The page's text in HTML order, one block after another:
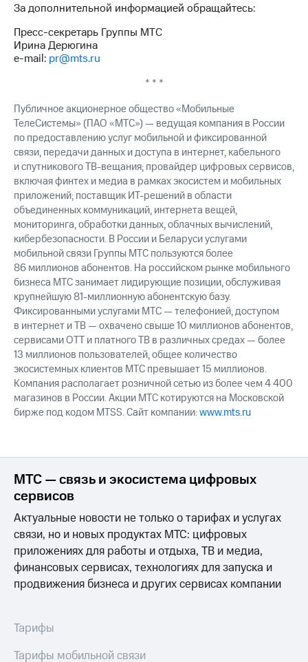
Программа
приобретения
Порядок
выкупа
акций
облигаций
Описание
Еврооблигации-2023
Уведомление
о
погашении
именных
облигаций
Другое
Регистратор
Реквизиты
Контакты
развитие
деловая этика
На главную
За дополнительной информацией обращайтесь:
Пресс-секретарь Группы МТС
Ирина Дерюгина
e-mail: pr@mts.ru
* * *
Публичное акционерное общество «Мобильные
ТелеСистемы» (ПАО «МТС») — ведущая компания в России
по предоставлению услуг мобильной и фиксированной
связи, передачи данных и доступа в интернет, кабельного
и спутникового ТВ-вещания; провайдер цифровых сервисов,
включая финтех и медиа в рамках экосистем и мобильных
приложений; поставщик ИТ-решений в области
объединенных коммуникаций, интернета вещей,
мониторинга, обработки данных, облачных вычислений,
кибербезопасности. В России и Беларуси услугами
мобильной связи Группы МТС пользуются более
86 миллионов абонентов. На российском рынке мобильного
бизнеса МТС занимает лидирующие позиции, обслуживая
крупнейшую 81-миллионную абонентскую базу.
Фиксированными услугами МТС — телефонией, доступом
в интернет и ТВ — охвачено свыше 10 миллионов абонентов,
сервисами OTT и платного ТВ в различных средах — более
13 миллионов пользователей, общее количество
экосистемных клиентов МТС превышает 15 миллионов.
Компания располагает розничной сетью из более чем 4 400
магазинов в России. Акции МТС котируются на Московской
бирже под кодом MTSS. Сайт компании:www.mts.ru
МТС — связь и экосистема цифровых
сервисов
Актуальные новости не только о тарифах и услугах
связи, но и новых продуктах МТС: цифровых
приложениях для работы и отдыха, ТВ и медиа,
финансовых сервисах, технологиях для запуска и
продвижения бизнеса и других сервисах компании
Тарифы
Тарифы мобильной связи